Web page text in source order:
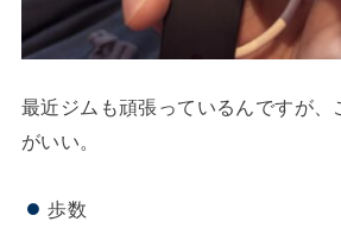
最近ジムも頑張っているんですが、
がいい。
歩数